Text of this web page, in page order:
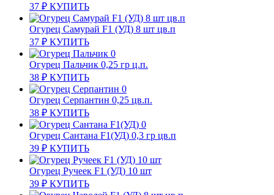
37 ₽ КУПИТЬ
Огурец Самурай F1 (УД) 8 шт цв.п
37 ₽ КУПИТЬ
Огурец Пальчик 0,25 гр ц.п.
38 ₽ КУПИТЬ
Огурец Серпантин 0,25 цв.п.
38 ₽ КУПИТЬ
Огурец Сантана F1(УД) 0,3 гр цв.п
39 ₽ КУПИТЬ
Огурец Ручеек F1 (УД) 10 шт
39 ₽ КУПИТЬ